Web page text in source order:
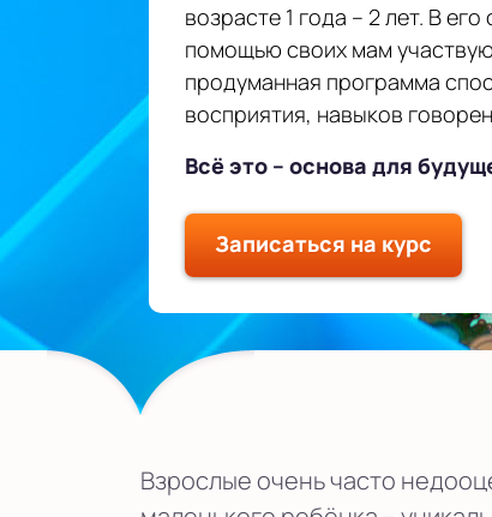
возрасте 1 года – 2 лет. В
помощью своих мам
продуманная программа
восприятия, навыков
Всё это – основа для
Записаться на курс
Взрослые очень часто